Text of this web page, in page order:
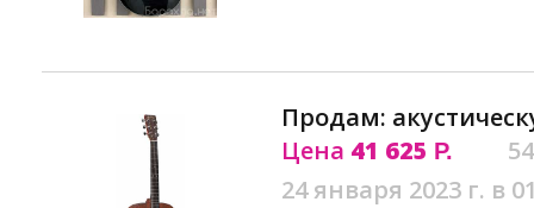
Продам:
Цена 41 625 Р.
24 января 2023 г. в